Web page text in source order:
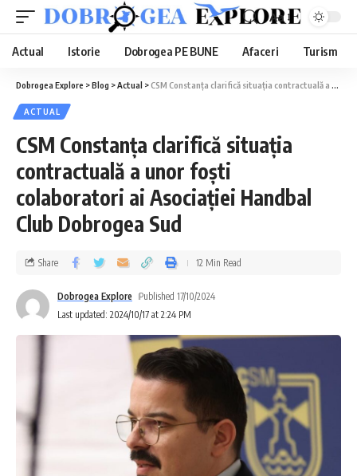
Aa
Actual Istorie Dobrogea PE BUNE Afaceri Turism
Dobrogea Explore >Blog >Actual >CSM Constanța clarifică situația contractuală a unor foști colaboratori ai Asociației Handbal Club Dobrogea Sud
ACTUAL
CSM Constanța clarifică situația
contractuală a unor foști
colaboratori ai Asociației Handbal
Club Dobrogea Sud
Last updated: 2024/10/17 at 2:24 PM
Dobrogea Explore Published 17/10/2024
Share 12 Min Read